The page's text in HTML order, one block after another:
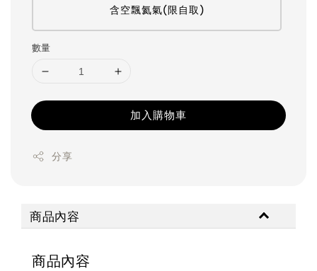
含空飄氦氣(限自取)
數量
加入購物車
分享
商品內容
商品內容